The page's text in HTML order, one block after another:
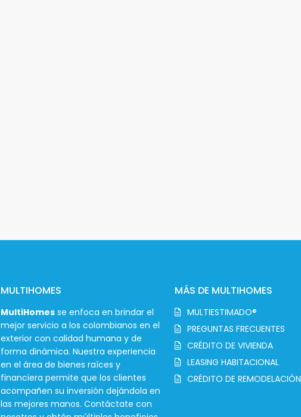
MULTIHOMES
MultiHomesse enfoca en brindar el
mejor servicio a los colombianos en el
exterior con calidad humana y de
forma dinámica. Nuestra experiencia
en el área de bienes raíces y
financiera permite que los clientes
acompañen su inversión dejándola en
las mejores manos. Contáctate con
MÁS DE MULTIHOMES
MULTIESTIMADO®
PREGUNTAS FRECUENTES
CRÉDITO DE VIVIENDA
LEASING HABITACIONAL
CRÉDITO DE REMODELACIÓN